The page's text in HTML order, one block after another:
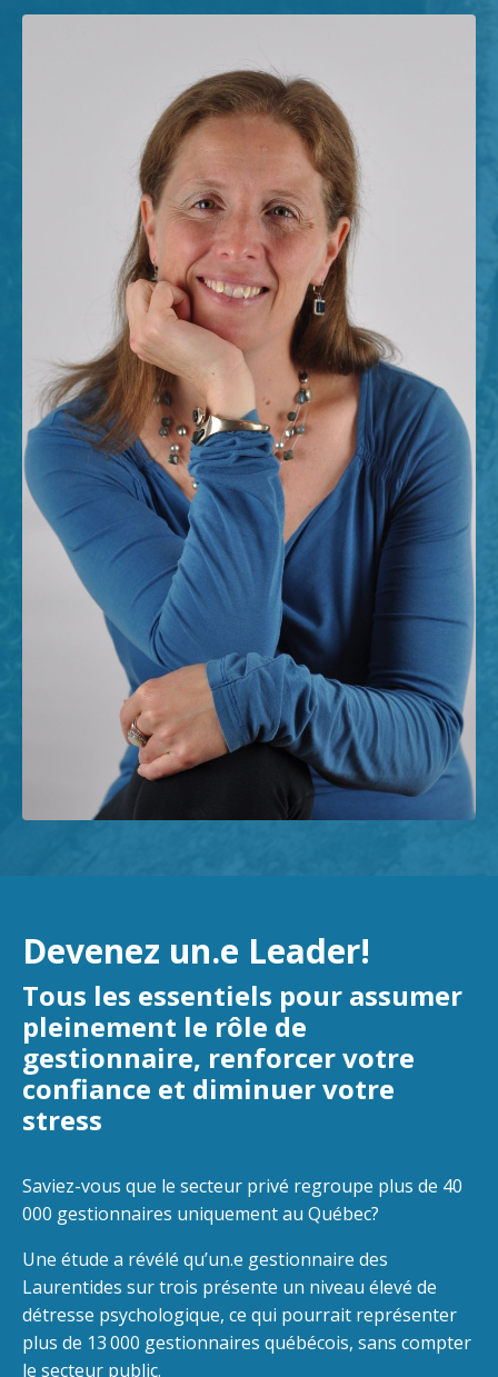
Devenez un.e Leader!
Tous les essentiels pour assumer
pleinement le rôle de
gestionnaire, renforcer votre
confiance et diminuer votre
stress
Saviez-vous que le secteur privé regroupe plus de 40
000 gestionnaires uniquement au Québec?
Une étude a révélé qu’un.e gestionnaire des
Laurentides sur trois présente un niveau élevé de
détresse psychologique, ce qui pourrait représenter
plus de 13 000 gestionnaires québécois, sans compter
le secteur public.